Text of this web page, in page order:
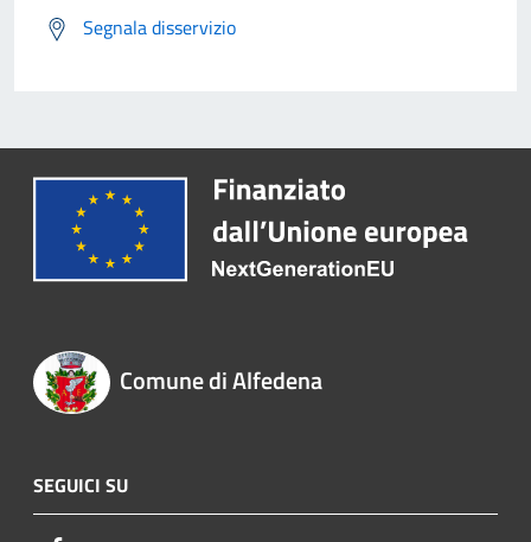
Segnala disservizio
Comune di Alfedena
SEGUICI SU